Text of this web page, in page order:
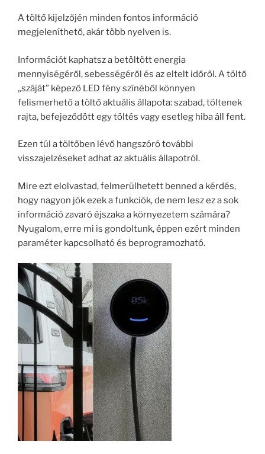
A töltő kijelzőjén minden fontos információ
megjeleníthető, akár több nyelven is.
Információt kaphatsz a betöltött energia
mennyiségéről, sebességéről és az eltelt időről. A töltő
„száját” képező LED fény színéből könnyen
felismerhető a töltő aktuális állapota: szabad, töltenek
rajta, befejeződött egy töltés vagy esetleg hiba áll fent.
Ezen túl a töltőben lévő hangszóró további
visszajelzéseket adhat az aktuális állapotról.
Mire ezt elolvastad, felmerülhetett benned a kérdés,
hogy nagyon jók ezek a funkciók, de nem lesz ez a sok
információ zavaró éjszaka a környezetem számára?
Nyugalom, erre mi is gondoltunk, éppen ezért minden
paraméter kapcsolható és beprogramozható.